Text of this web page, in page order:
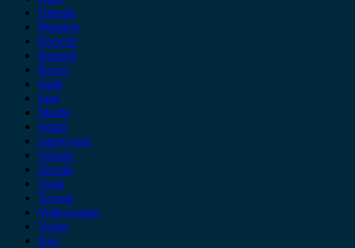
Omoda
Peugeot
Porsche
Renault
Rover
Saab
Seat
Skoda
Smart
ssangyong
Subaru
Suzuki
Tesla
Toyota
Volkswagen
Volvo
Xev